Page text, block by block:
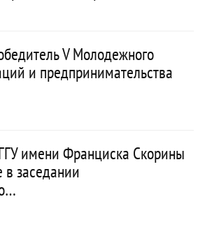
имени Франциска Скорины
в заседании
V Молодежного
и предпринимательства